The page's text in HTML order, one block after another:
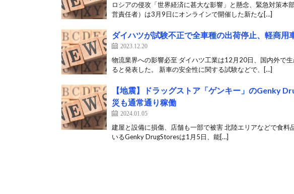
ロシアの侵攻「世界経済に甚大な影響」と懸念、緊急対策本
営責任者）は3月9日にオンラインで開催した新たな[…]
ダイハツが試験不正で全車種の出荷停止、軽商用
2023.12.20
物流業界への影響必至 ダイハツ工業は12月20日、国内外で
ると発表した。 新車の安全性に関する試験などで、[…]
【地震】ドラッグストア「ゲンキー」のGenky
災も通常通り稼働
2024.01.05
建屋と設備に損傷、店舗も一部で被害 北陸エリアなどで食
いるGenky DrugStoresは1月5日、能[…]